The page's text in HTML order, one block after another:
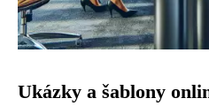
Ukázky a šablony